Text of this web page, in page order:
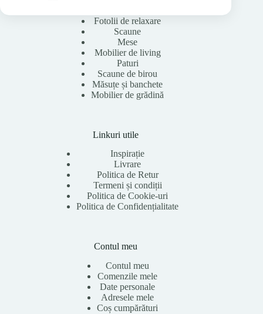
Fotolii de relaxare
Scaune
Mese
Mobilier de living
Paturi
Scaune de birou
Măsuțe și banchete
Mobilier de grădină
Linkuri utile
Inspirație
Livrare
Politica de Retur
Termeni și condiții
Politica de Cookie-uri
Politica de Confidențialitate
Contul meu
Contul meu
Comenzile mele
Date personale
Adresele mele
Coș cumpărături